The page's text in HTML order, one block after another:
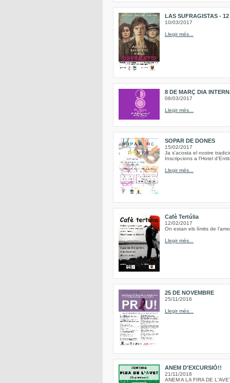
LAS SUFRAGISTAS -
10/03/2017
Llegir més...
8 DE MARÇ DIA
08/03/2017
Llegir més...
SOPAR DE DONES
15/02/2017
Ja s'acosta el nostre
Inscripcions a l'Hotel
Llegir més...
Cafè Tertúlia
12/02/2017
On estan els límits de
Llegir més...
25 DE NOVEMBRE
25/11/2016
Llegir més...
ANEM D'EXCURSIÓ!!
21/11/2016
ANEM A LA FIRA DE